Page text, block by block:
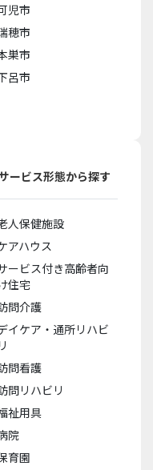
児市
穂市
巣市
呂市
ービス形態から探す
人保健施設
アハウス
ービス付き高齢者向
住宅
問介護
イケア・通所リハビ
リ
問看護
問リハビリ
祉用具
院
育園